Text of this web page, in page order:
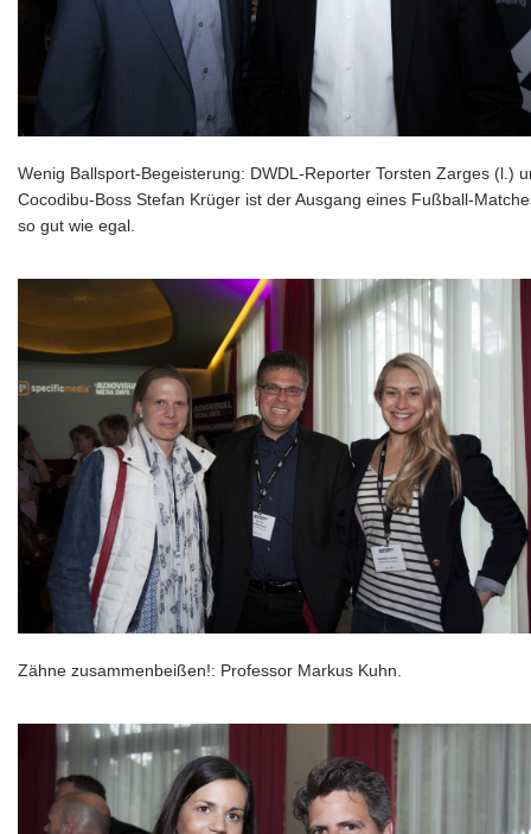
Wenig Ballsport-Begeisterung: DWDL-Reporter Torsten Zarges (l.)
Cocodibu-Boss Stefan Krüger ist der Ausgang eines Fußball-
so gut wie egal.
Zähne zusammenbeißen!: Professor Markus Kuhn.